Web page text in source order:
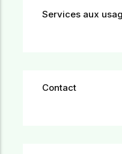
Services aux
Contact